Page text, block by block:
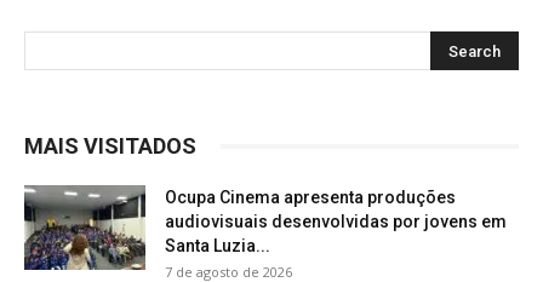
MAIS VISITADOS
Ocupa Cinema apresenta produções
audiovisuais desenvolvidas por jovens em
Santa Luzia...
7 de agosto de 2026